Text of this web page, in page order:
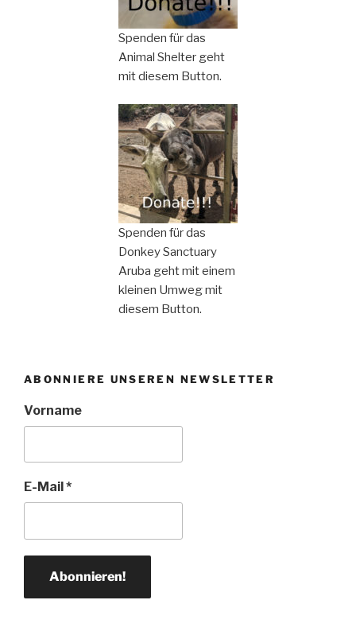
Spenden für das
Animal Shelter geht
mit diesem Button.
Spenden für das
Donkey Sanctuary
Aruba geht mit einem
kleinen Umweg mit
diesem Button.
ABONNIERE UNSEREN NEWSLETTER
Vorname
E-Mail *